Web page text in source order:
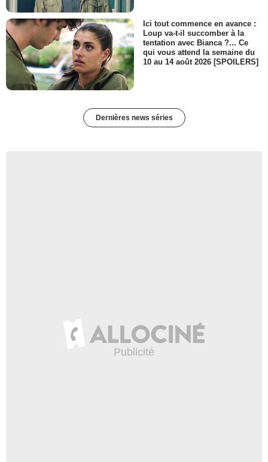
Ici tout commence en avance :
Loup va-t-il succomber à la
tentation avec Bianca ?... Ce
qui vous attend la semaine du
10 au 14 août 2026 [SPOILERS]
Dernières news séries